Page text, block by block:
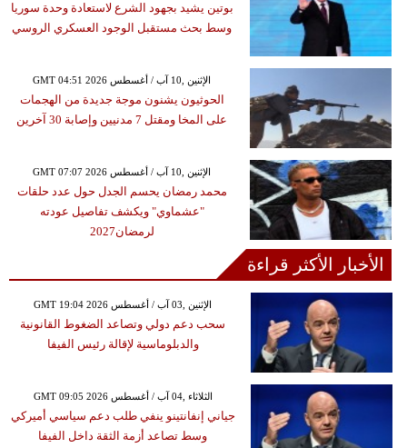
بوتين يشيد بجهود الشرع لاستعادة وحدة سوريا
وسط بحث مستقبل الوجود العسكري الروسي
GMT 04:51 2026 الإثنين ,10 آب / أغسطس
الحوثيون يشنون موجة جديدة من الهجمات
على المخا ومقتل 7 مدنيين وإصابة 30 آخرين
GMT 07:07 2026 الإثنين ,10 آب / أغسطس
محمد رمضان يحسم الجدل حول عدد حلقات
"عشماوي" ويكشف تفاصيل عودته
لرمضان2027
الأخبار الأكثر قراءة
GMT 19:04 2026 الإثنين ,03 آب / أغسطس
سحب دعم دولي وتصاعد الضغوط القانونية
والدبلوماسية لإقالة رئيس الفيفا
GMT 09:05 2026 الثلاثاء ,04 آب / أغسطس
جياني إنفانتينو ينفي طلب دعم سياسي أميركي
وسط تصاعد أزمة الثقة داخل الفيفا